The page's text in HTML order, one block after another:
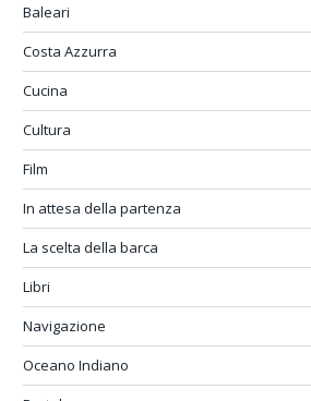
Baleari
Costa Azzurra
Cucina
Cultura
Film
In attesa della partenza
La scelta della barca
Libri
Navigazione
Oceano Indiano